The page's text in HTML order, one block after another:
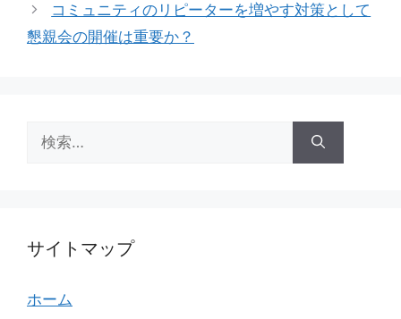
コミュニティのリピーターを増やす対策として
懇親会の開催は重要か？
索:
サイトマップ
ホーム